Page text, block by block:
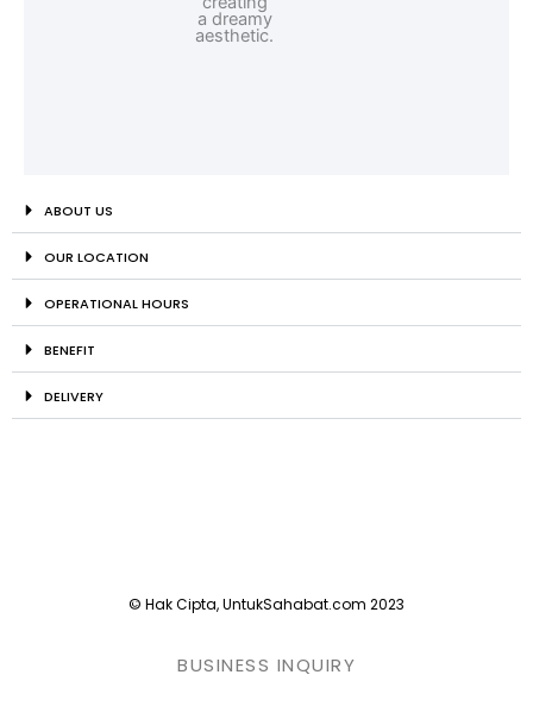
ABOUT US
OUR LOCATION
OPERATIONAL HOURS
BENEFIT
DELIVERY
© Hak Cipta, UntukSahabat.com 2023
BUSINESS INQUIRY